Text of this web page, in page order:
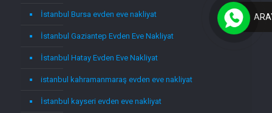
İstanbul Bursa evden eve nakliyat
İstanbul Gaziantep Evden Eve Nakliyat
İstanbul Hatay Evden Eve Nakliyat
istanbul kahramanmaraş evden eve nakliyat
İstanbul kayseri evden eve nakliyat